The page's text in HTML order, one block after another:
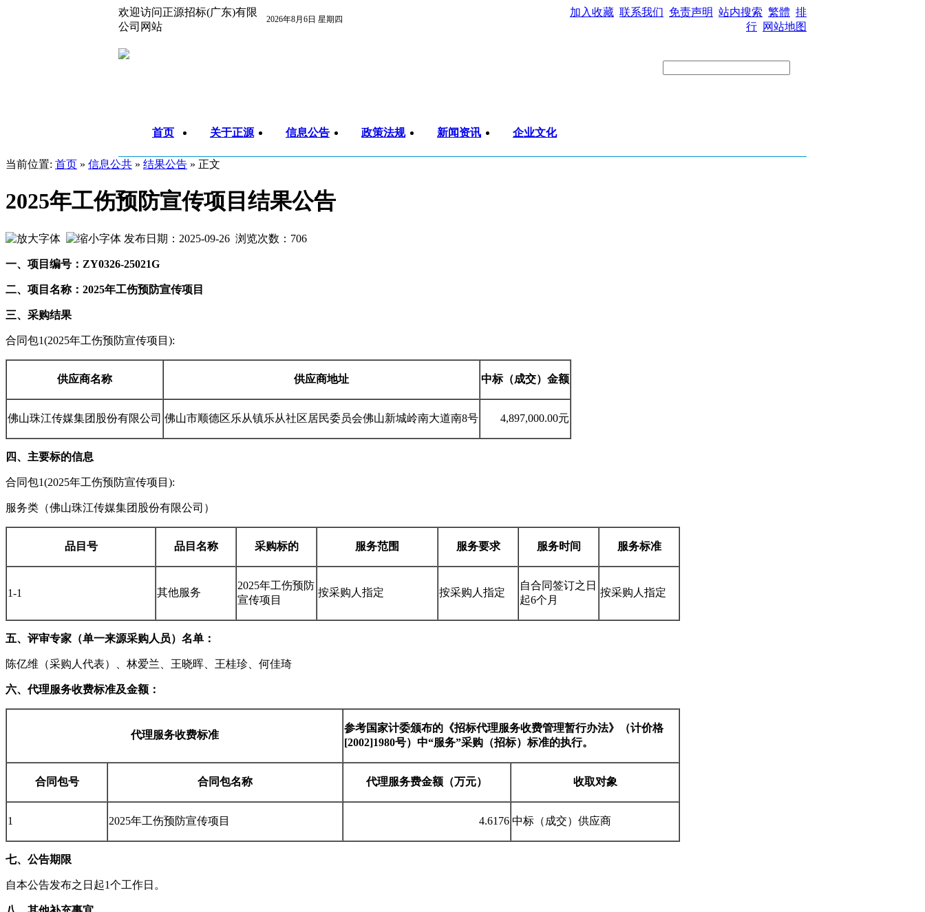
欢迎访问正源招标(广东)有限
公司网站
2026年8月6日 星期四
加入收藏 联系我们 免责声明 站内搜索 繁體 排
行 网站地图
首页 关于正源 信息公告 政策法规 新闻资讯 企业文化
当前位置: 首页 » 信息公共 » 结果公告 » 正文
2025年工伤预防宣传项目结果公告
发布日期：2025-09-26 浏览次数： 706
一、项目编号： ZY0326-25021G
二、项目名称： 2025年工伤预防宣传项目
三、采购结果
合同包1(2025年工伤预防宣传项目 ):
供应商名称 供应商地址 中标（成交）金额
佛山珠江传媒集团股份有限公司 佛山市顺德区乐从镇乐从社区居民委员会佛山新城岭南大道南8号 4,897,000.00元
四、主要标的信息
合同包1(2025年工伤预防宣传项目 ):
服务类（佛山珠江传媒集团股份有限公司）
品目号 品目名称 采购标的 服务范围 服务要求 服务时间 服务标准
1-1 其他服务
2025年工伤预防
宣传项目
按采购人指定 按采购人指定
自合同签订之日
起6个月
按采购人指定
五、评审专家（单一来源采购人员）名单：
陈亿维（采购人代表）、林爱兰、王晓晖、王桂珍、何佳琦
六、代理服务收费标准及金额：
代理服务收费标准
参考国家计委颁布的《招标代理服务收费管理暂行办法》（计价格
[2002]1980号）中“服务”采购（招标）标准的执行。
合同包号 合同包名称 代理服务费金额（万元） 收取对象
1 2025年工伤预防宣传项目 4.6176 中标（成交）供应商
七、公告期限
自本公告发布之日起1个工作日。